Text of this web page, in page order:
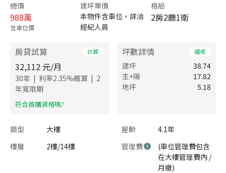
總價
988萬
含車位價
建坪單價
本物件含車位，詳洽
經紀人員
格局
2房2廳1衛
房貸試算 計算
32,112 元/月
30年 | 利率2.35%概算 | 2
年寬限期
​符合首購資格嗎?
坪數詳情 細項
建坪
38.74
主+陽
17.82
地坪
5.18
類型 大樓 屋齡
4.1年
樓層
2樓/14樓 管理費
(車位管理費包含
在大樓管理費內 /
月繳)